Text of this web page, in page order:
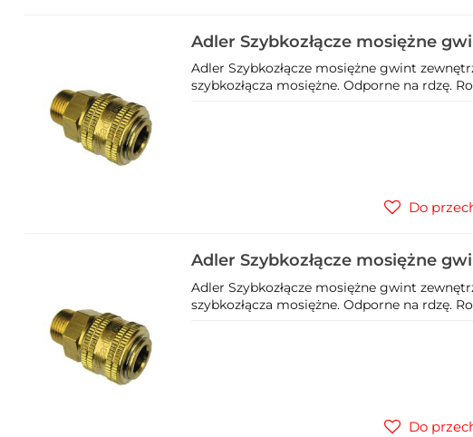
Adler Szybkozłącze mosiężne
1/4" 3025.1
Adler Szybkozłącze mosiężne gwint
szybkozłącza mosiężne. Odporne na rdzę.
Do
Adler Szybkozłącze mosiężne
3/8" 3025.2
Adler Szybkozłącze mosiężne gwint
szybkozłącza mosiężne. Odporne na rdzę.
Do